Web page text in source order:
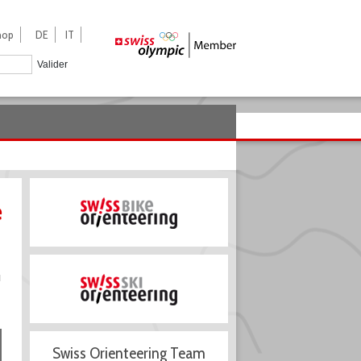
DE IT
Valider
Swiss Orienteering Team